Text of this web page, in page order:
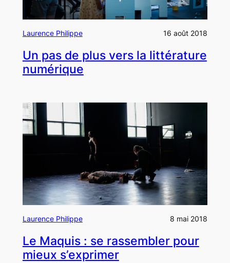
Laurence Philippe 16 août 2018
Un pas de plus vers la littérature
numérique
Laurence Philippe 8 mai 2018
Le Maquis : se rassembler pour
mieux s’exprimer